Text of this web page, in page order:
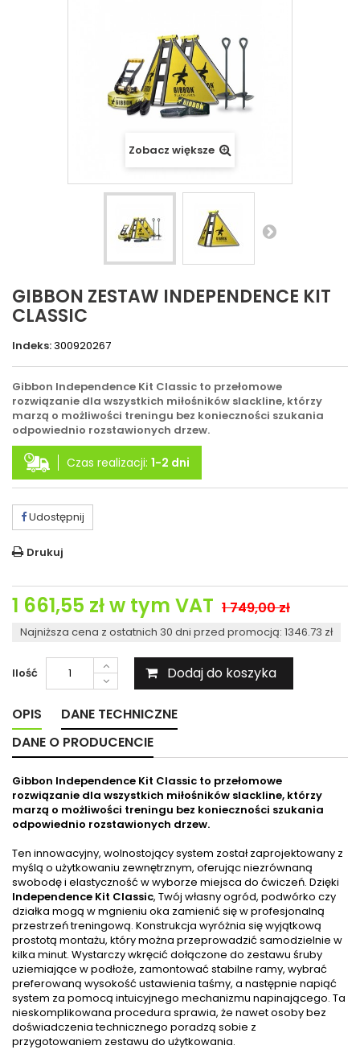
Zobacz większe
GIBBON ZESTAW INDEPENDENCE KIT
CLASSIC
Indeks:300920267
Gibbon Independence Kit Classic to przełomowe
rozwiązanie dla wszystkich miłośników slackline, którzy
marzą o możliwości treningu bez konieczności szukania
odpowiednio rozstawionych drzew.
Czas realizacji: 1-2 dni
Udostępnij
Drukuj
1 661,55 złw tym VAT 1 749,00 zł
Najniższa cena z ostatnich 30 dni przed promocją: 1346.73 zł
Ilość Dodaj do koszyka
OPIS
DANE TECHNICZNE
DANE O PRODUCENCIE
Gibbon Independence Kit Classic to przełomowe
rozwiązanie dla wszystkich miłośników slackline, którzy
marzą o możliwości treningu bez konieczności szukania
odpowiednio rozstawionych drzew.
Ten innowacyjny, wolnostojący system został zaprojektowany z
myślą o użytkowaniu zewnętrznym, oferując niezrównaną
swobodę i elastyczność w wyborze miejsca do ćwiczeń. Dzięki
Independence Kit Classic, Twój własny ogród, podwórko czy
działka mogą w mgnieniu oka zamienić się w profesjonalną
przestrzeń treningową. Konstrukcja wyróżnia się wyjątkową
prostotą montażu, który można przeprowadzić samodzielnie w
kilka minut. Wystarczy wkręcić dołączone do zestawu śruby
uziemiające w podłoże, zamontować stabilne ramy, wybrać
preferowaną wysokość ustawienia taśmy, a następnie napiąć
system za pomocą intuicyjnego mechanizmu napinającego. Ta
nieskomplikowana procedura sprawia, że nawet osoby bez
doświadczenia technicznego poradzą sobie z
przygotowaniem zestawu do użytkowania.